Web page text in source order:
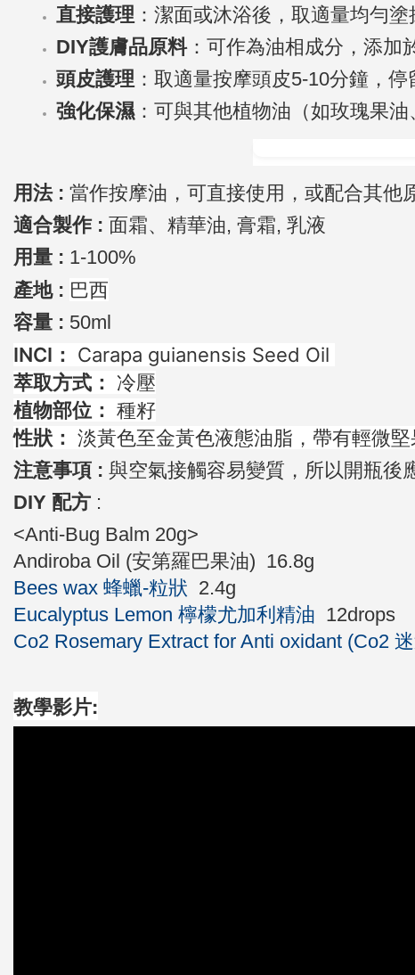
直接護理 ：潔面或沐浴後，取適量均勻
DIY護膚品原料：可作為油相成分，添加
頭皮護理 ：取適量按摩頭皮5-10分鐘，
強化保濕：可與其他植物油（如玫瑰果油
用法 : 當作按摩油，可直接使用，或配合其他
適合製作 : 面霜、精華油, 膏霜, 乳液
用量 : 1-100%
產地 : 巴西
容量 : 50ml
INCI： Carapa guianensis Seed Oil
萃取方式： 冷壓
植物部位： 種籽
性狀： 淡黃色至金黃色液態油脂，帶有輕微
注意事項 : 與空氣接觸容易變質，所以開瓶後
DIY 配方 :
<Anti-Bug Balm 20g>
Andiroba Oil (安第羅巴果油) 16.8g
Bees wax 蜂蠟-粒狀 2.4g
Eucalyptus Lemon 檸檬尤加利精油 12drops
Co2 Rosemary Extract for Anti oxidant (Co2
教學影片: